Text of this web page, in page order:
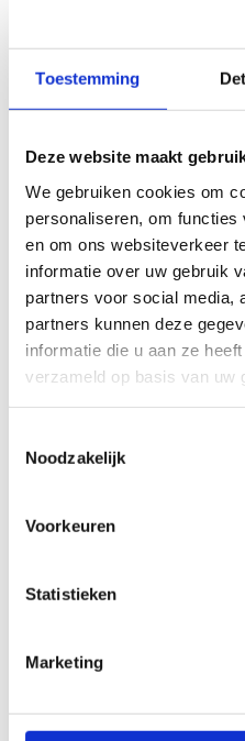
Toestemming
Deze website maakt
We gebruiken cookies om
personaliseren, om
en om ons websiteverkeer
informatie over uw gebruik
partners voor social media,
partners kunnen deze
informatie die u aan ze
verzameld op basis van uw
Noodzakelijk
Voorkeuren
Statistieken
Marketing
En de organisatie? Daar
maken. Wij regelen alles
extra sporten kiezen.
Hoe bereik je ons
Praktische afspraken